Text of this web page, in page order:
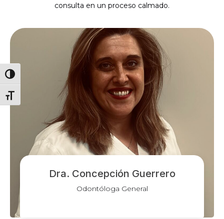
ALTERNAR ALTO CONTRASTE
ALTERNAR TAMAÑO DE LETRA
consulta en un proceso calmado.
Dra. Concepción Guerrero
Odontóloga General